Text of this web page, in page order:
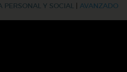
PERSONAL Y SOCIAL AVANZADO